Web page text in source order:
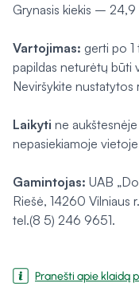
Grynasis kiekis – 24,9
Vartojimas: gerti po
papildas neturėtų būti
Neviršykite
Laikyti ne
nepasiekiamoje
Gamintojas: UAB
Riešė, 14260 Vilniaus
tel.(8 5) 246 9651.
Pranešti apie klaidą